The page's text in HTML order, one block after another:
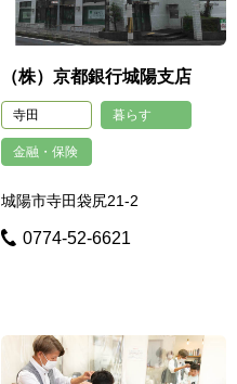
（株）京都銀行城陽支店
寺田 暮らす
金融・保険
城陽市寺田袋尻21-2
0774-52-6621